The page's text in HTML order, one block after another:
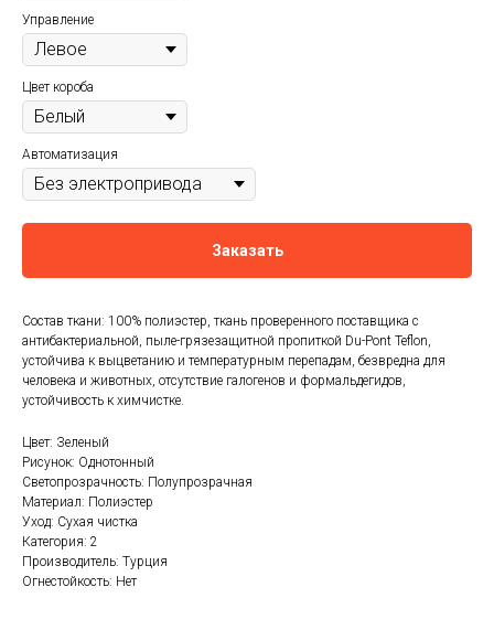
Управление
Цвет короба
Автоматизация
Заказать
Состав ткани: 100% полиэстер, ткань проверенного поставщика с
антибактериальной, пыле-грязезащитной пропиткой Du-Pont Teflon,
устойчива к выцветанию и температурным перепадам, безвредна для
человека и животных, отсутствие галогенов и формальдегидов,
устойчивость к химчистке.
Цвет: Зеленый
Рисунок: Однотонный
Светопрозрачность: Полупрозрачная
Материал: Полиэстер
Уход: Сухая чистка
Категория: 2
Производитель: Турция
Огнестойкость: Нет